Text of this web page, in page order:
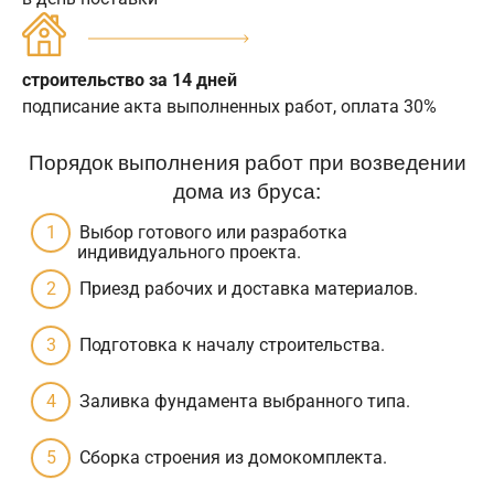
строительство за 14 дней
подписание акта выполненных работ, оплата 30%
Порядок выполнения работ при возведении
дома из бруса:
Выбор готового или разработка
индивидуального проекта.
Приезд рабочих и доставка материалов.
Подготовка к началу строительства.
Заливка фундамента выбранного типа.
Сборка строения из домокомплекта.